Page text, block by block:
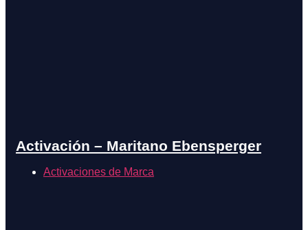
Activación – Maritano Ebensperger
Activaciones de Marca